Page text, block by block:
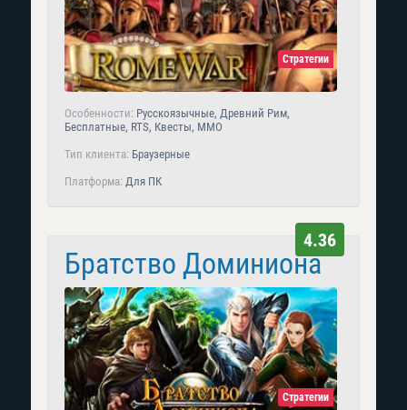
Стратегии
Особенности: Русскоязычные, Древний Рим,
Бесплатные, RTS, Квесты, MMO
Тип клиента: Браузерные
Платформа: Для ПК
Братство Доминиона
4.36
Стратегии